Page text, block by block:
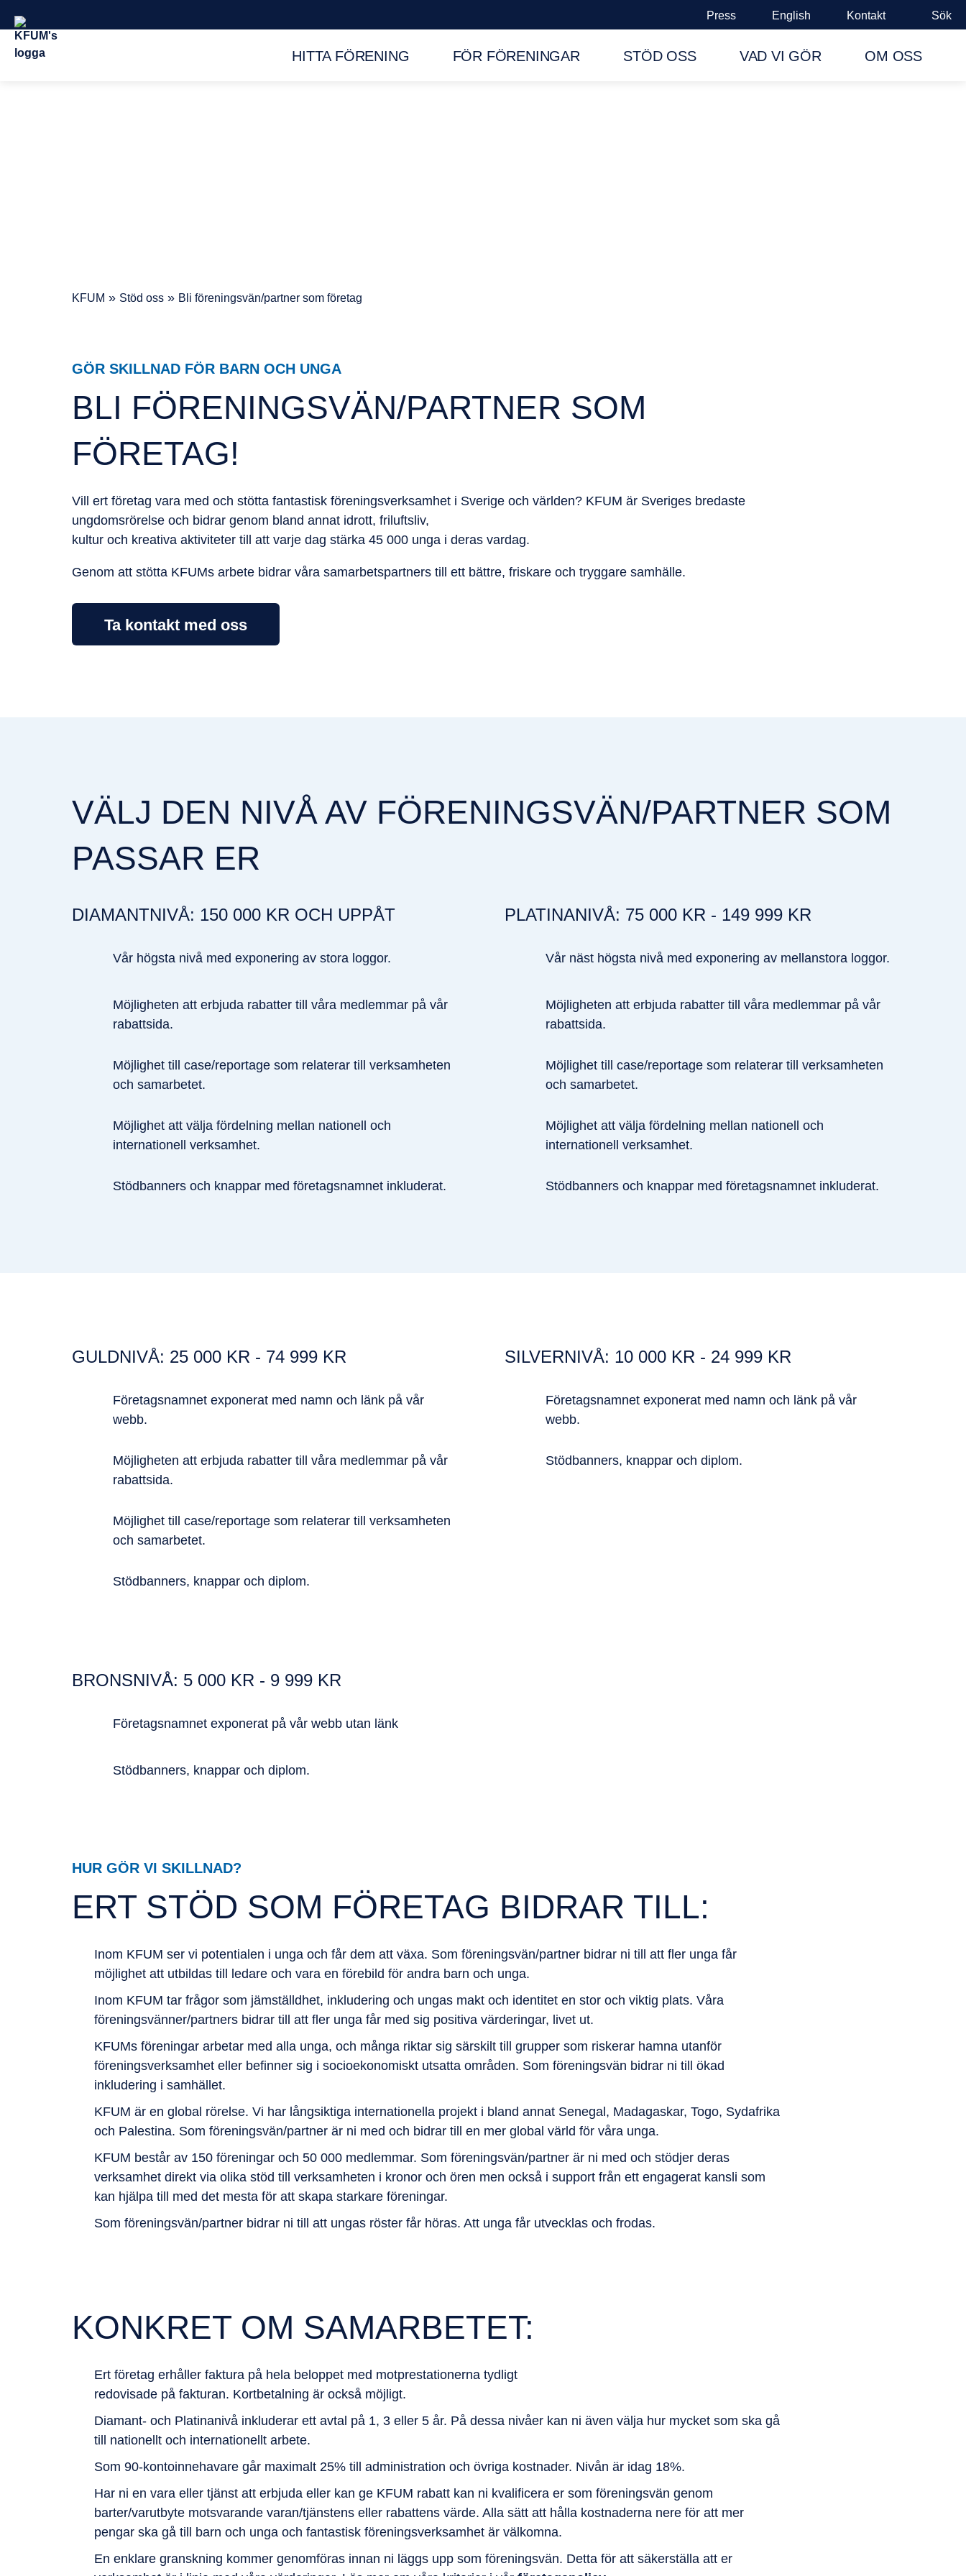
Press English Kontakt Sök
HITTA FÖRENING FÖR FÖRENINGAR STÖD OSS VAD VI GÖR OM OSS
KFUM » Stöd oss » Bli föreningsvän/partner som företag
Gör skillnad för barn och unga
GÖR SKILLNAD FÖR BARN OCH UNGA
BLI FÖRENINGSVÄN/PARTNER SOM
FÖRETAG!
Vill ert företag vara med och stötta fantastisk föreningsverksamhet i Sverige och världen? KFUM är Sveriges bredaste
ungdomsrörelse och bidrar genom bland annat idrott, friluftsliv,
kultur och kreativa aktiviteter till att varje dag stärka 45 000 unga i deras vardag.
Genom att stötta KFUMs arbete bidrar våra samarbetspartners till ett bättre, friskare och tryggare samhälle.
Ta kontakt med oss
VÄLJ DEN NIVÅ AV FÖRENINGSVÄN/PARTNER SOM
PASSAR ER
DIAMANTNIVÅ: 150 000 KR OCH UPPÅT
Vår högsta nivå med exponering av stora loggor.
Möjligheten att erbjuda rabatter till våra medlemmar på vår
rabattsida.
Möjlighet till case/reportage som relaterar till verksamheten
och samarbetet.
Möjlighet att välja fördelning mellan nationell och
internationell verksamhet.
Stödbanners och knappar med företagsnamnet inkluderat.
PLATINANIVÅ: 75 000 KR - 149 999 KR
Vår näst högsta nivå med exponering av mellanstora loggor.
Möjligheten att erbjuda rabatter till våra medlemmar på vår
rabattsida.
Möjlighet till case/reportage som relaterar till verksamheten
och samarbetet.
Möjlighet att välja fördelning mellan nationell och
internationell verksamhet.
Stödbanners och knappar med företagsnamnet inkluderat.
GULDNIVÅ: 25 000 KR - 74 999 KR
Företagsnamnet exponerat med namn och länk på vår
webb.
Möjligheten att erbjuda rabatter till våra medlemmar på vår
rabattsida.
Möjlighet till case/reportage som relaterar till verksamheten
och samarbetet.
Stödbanners, knappar och diplom.
SILVERNIVÅ: 10 000 KR - 24 999 KR
Företagsnamnet exponerat med namn och länk på vår
webb.
Stödbanners, knappar och diplom.
BRONSNIVÅ: 5 000 KR - 9 999 KR
Företagsnamnet exponerat på vår webb utan länk
Stödbanners, knappar och diplom.
Hur gör vi skillnad?
HUR GÖR VI SKILLNAD?
ERT STÖD SOM FÖRETAG BIDRAR TILL:
Inom KFUM ser vi potentialen i unga och får dem att växa. Som föreningsvän/partner bidrar ni till att fler unga får
möjlighet att utbildas till ledare och vara en förebild för andra barn och unga.
Inom KFUM tar frågor som jämställdhet, inkludering och ungas makt och identitet en stor och viktig plats. Våra
föreningsvänner/partners bidrar till att fler unga får med sig positiva värderingar, livet ut.
KFUMs föreningar arbetar med alla unga, och många riktar sig särskilt till grupper som riskerar hamna utanför
föreningsverksamhet eller befinner sig i socioekonomiskt utsatta områden. Som föreningsvän bidrar ni till ökad
inkludering i samhället.
KFUM är en global rörelse. Vi har långsiktiga internationella projekt i bland annat Senegal, Madagaskar, Togo, Sydafrika
och Palestina. Som föreningsvän/partner är ni med och bidrar till en mer global värld för våra unga.
KFUM består av 150 föreningar och 50 000 medlemmar. Som föreningsvän/partner är ni med och stödjer deras
verksamhet direkt via olika stöd till verksamheten i kronor och ören men också i support från ett engagerat kansli som
kan hjälpa till med det mesta för att skapa starkare föreningar.
Som föreningsvän/partner bidrar ni till att ungas röster får höras. Att unga får utvecklas och frodas.
KONKRET OM SAMARBETET:
Ert företag erhåller faktura på hela beloppet med motprestationerna tydligt
redovisade på fakturan. Kortbetalning är också möjligt.
Diamant- och Platinanivå inkluderar ett avtal på 1, 3 eller 5 år. På dessa nivåer kan ni även välja hur mycket som ska gå
till nationellt och internationellt arbete.
Som 90-kontoinnehavare går maximalt 25% till administration och övriga kostnader. Nivån är idag 18%.
Har ni en vara eller tjänst att erbjuda eller kan ge KFUM rabatt kan ni kvalificera er som föreningsvän genom
barter/varutbyte motsvarande varan/tjänstens eller rabattens värde. Alla sätt att hålla kostnaderna nere för att mer
pengar ska gå till barn och unga och fantastisk föreningsverksamhet är välkomna.
En enklare granskning kommer genomföras innan ni läggs upp som föreningsvän. Detta för att säkerställa att er